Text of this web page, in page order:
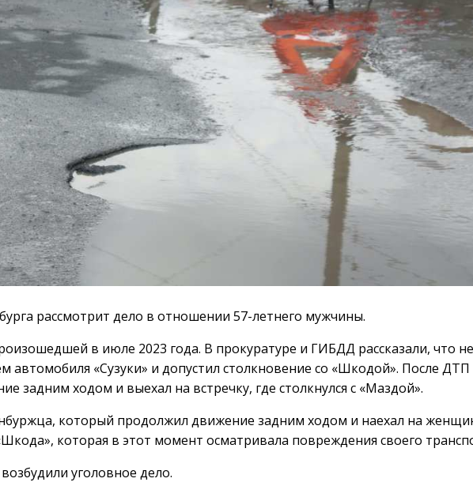
рассмотрит дело в отношении 57-летнего мужчины.
в июле 2023 года. В прокуратуре и ГИБДД рассказали, что
автомобиля «Сузуки» и допустил столкновение со «Шкодой». После
задним ходом и выехал на встречку, где столкнулся с «Маздой».
который продолжил движение задним ходом и наехал на
которая в этот момент осматривала повреждения своего
уголовное дело.